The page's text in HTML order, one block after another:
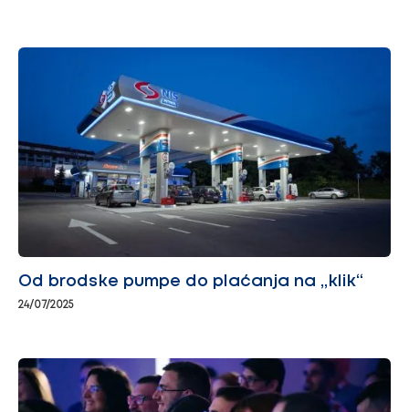
Od brodske pumpe do plaćanja na „klik“
24/07/2025